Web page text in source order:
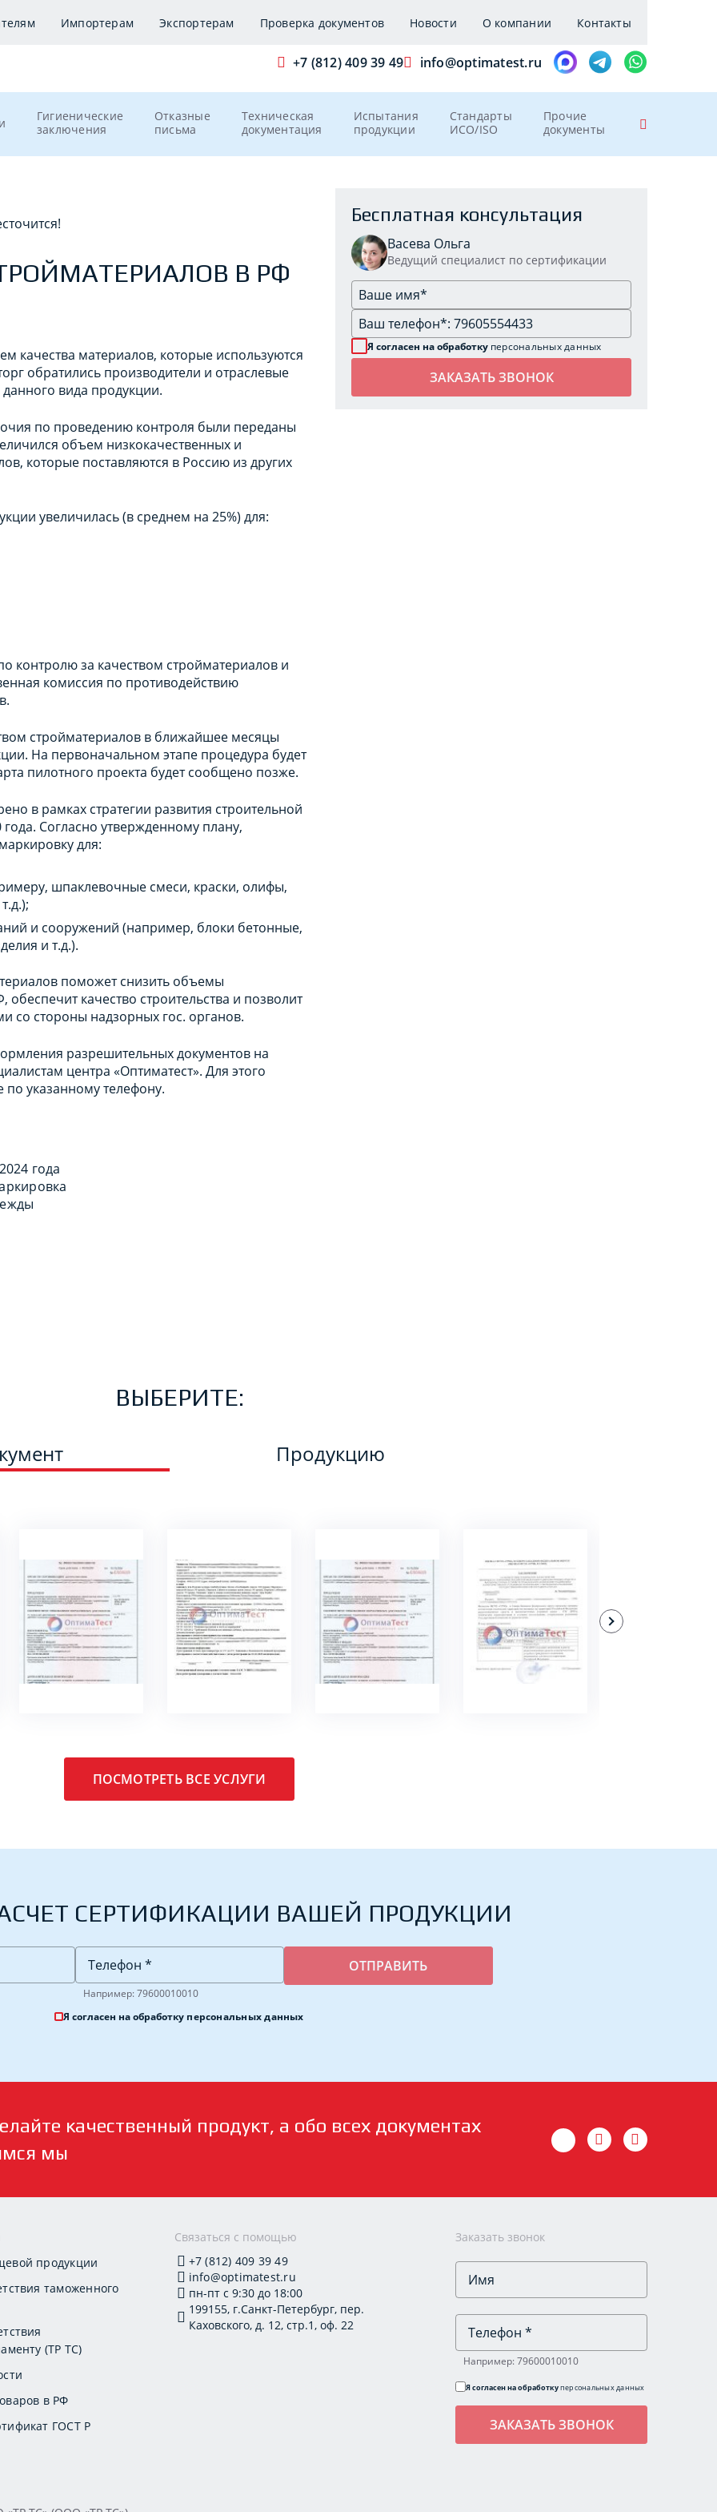
Импортерам Экспортерам Проверка документов Новости О компании Контакты
+7 (812) 409 39 49 info@optimatest.ru
Гигиенические
заключения
Отказные
письма
Техническая
документация
Испытания
продукции
Стандарты
ИСО/ISO
Прочие
документы
В РФ
качества материалов, которые используются
обратились производители и отраслевые
вида продукции.
по проведению контроля были переданы
объем низкокачественных и
которые поставляются в Россию из других
увеличилась (в среднем на 25%) для:
за качеством стройматериалов и
комиссия по противодействию
стройматериалов в ближайшее месяцы
На первоначальном этапе процедура будет
пилотного проекта будет сообщено позже.
в рамках стратегии развития строительной
Согласно утвержденному плану,
для:
шпаклевочные смеси, краски, олифы,
и сооружений (например, блоки бетонные,
и т.д.).
поможет снизить объемы
качество строительства и позволит
со стороны надзорных гос. органов.
разрешительных документов на
центра «Оптиматест». Для этого
указанному телефону.
года
Бесплатная консультация
Васева Ольга
Ведущий специалист по сертификации
Я согласен на обработку персональных данных
ВЫБЕРИТЕ:
Продукцию
ПОДРОБНЕЕ ПОДРОБНЕЕ ПОДРОБНЕЕ ПОДРОБНЕЕ
ПОСМОТРЕТЬ ВСЕ УСЛУГИ
СЕРТИФИКАЦИИ ВАШЕЙ ПРОДУКЦИИ
Например: 79600010010
Я согласен на обработку персональных данных
качественный продукт, а обо всех документах
мы
продукции
таможенного
(ТР ТС)
в РФ
ГОСТ Р
Связаться с помощью
+7 (812) 409 39 49
info@optimatest.ru
пн-пт с 9:30 до 18:00
199155, г.Санкт-Петербург, пер.
Каховского, д. 12, стр.1, оф. 22
Заказать звонок
Например: 79600010010
Я согласен на обработкуперсональных данных